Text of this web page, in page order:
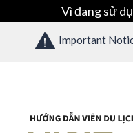
Vì đang sử
Important